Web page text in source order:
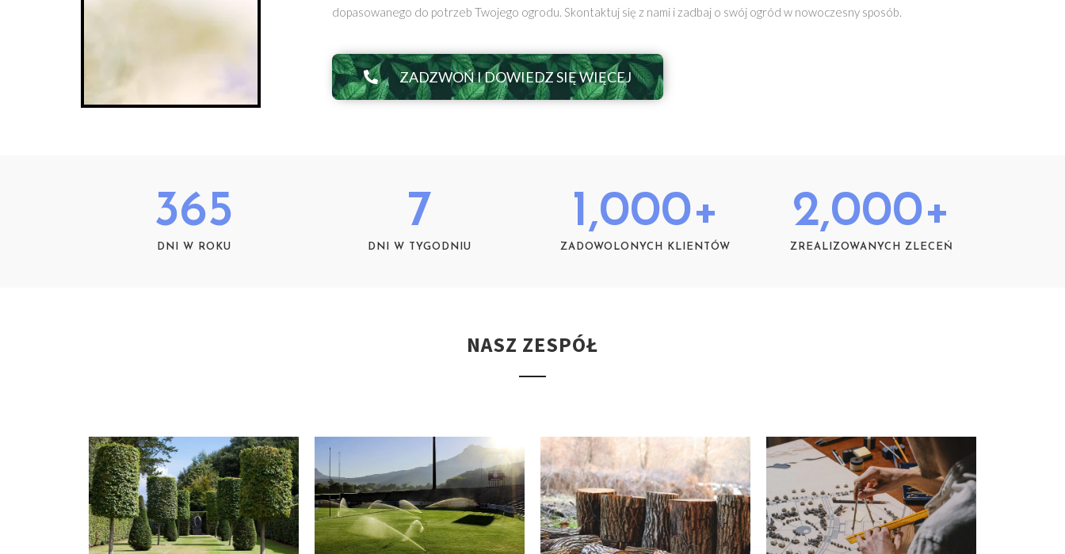
dopasowanego do potrzeb Twojego ogrodu. Skontaktuj się z nami i zadbaj o swój ogród w nowoczesny sposób.
ZADZWOŃ I DOWIEDZ SIĘ WIĘCEJ
365
DNI W ROKU
7
DNI W TYGODNIU
1,000+
ZADOWOLONYCH KLIENTÓW
2,000+
ZREALIZOWANYCH ZLECEŃ
NASZ ZESPÓŁ